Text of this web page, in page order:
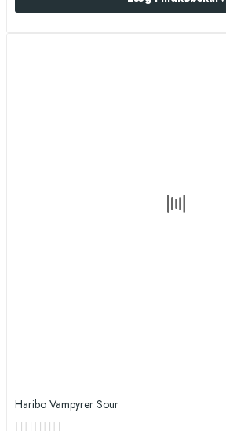
Haribo Vampyrer Sour